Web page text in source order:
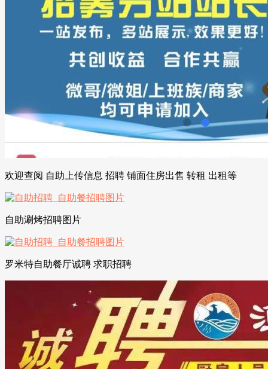
欢迎查阅 自助上传信息 招聘 铺面住房出售 转租 出租等
自助涮烤招聘图片
罗米特自助餐厅诚聘 求职招聘